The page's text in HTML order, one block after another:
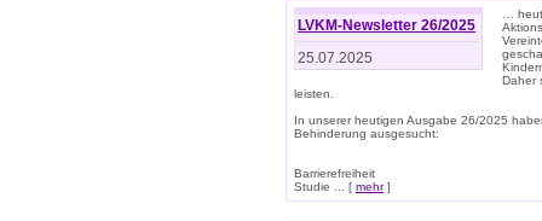
LVKM-Newsletter 26/2025
25.07.2025
…
Daher
leisten.
In unserer heutigen Ausgabe 26/2025
Behinderung ausgesucht:
Barrierefreiheit
Studie ... [ mehr]